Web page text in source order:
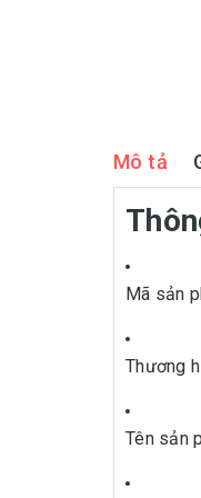
Mô tả
Mã sản
Thương
Tên sản